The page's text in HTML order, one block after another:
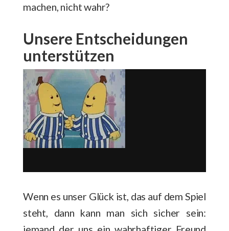
machen, nicht wahr?
Unsere Entscheidungen
unterstützen
Wenn es unser Glück ist, das auf dem Spiel
steht, dann kann man sich sicher sein: